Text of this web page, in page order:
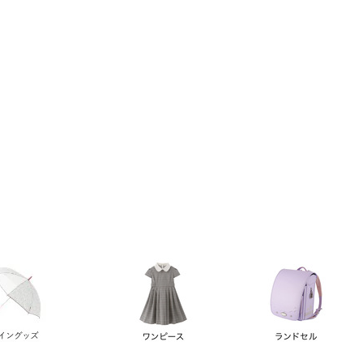
順 価格が高い順 優先度順 レビュー順